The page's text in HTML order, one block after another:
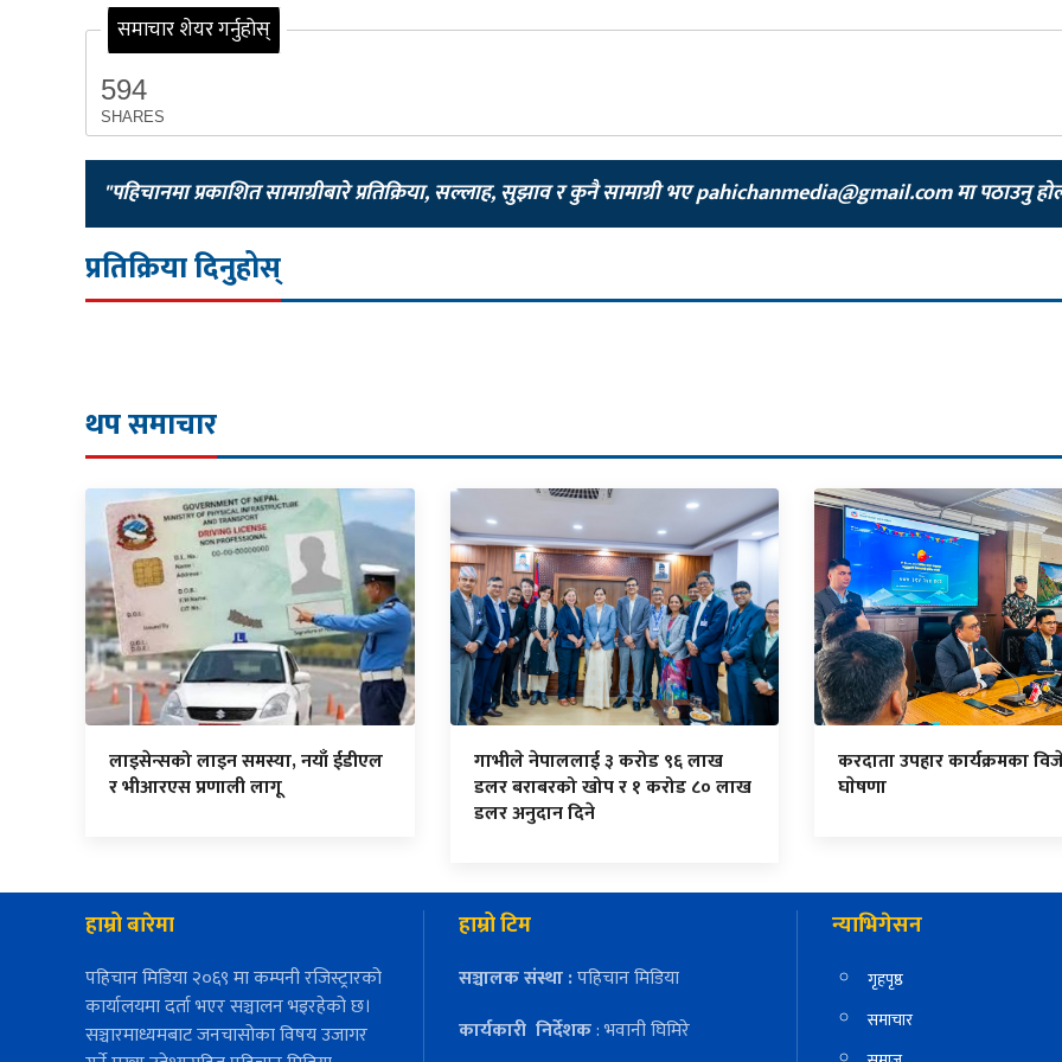
समाचार शेयर गर्नुहोस्
594
SHARES
"पहिचानमा प्रकाशित सामाग्रीबारे प्रतिक्रिया, सल्लाह, सुझाव र कुनै सामाग्री भएpahichanmedia@gmail.comमा पठाउनु
प्रतिक्रिया दिनुहोस्
थप समाचार
लाइसेन्सको लाइन समस्या, नयाँ ईडीएल
र भीआरएस प्रणाली लागू
गाभीले नेपाललाई ३ करोड ९६ लाख
डलर बराबरको खोप र १ करोड ८० लाख
डलर अनुदान दिने
करदाता उपहार कार्यक्रमका
घाेषणा
हाम्रो बारेमा
पहिचान मिडिया २०६९ मा कम्पनी रजिस्ट्रारको
कार्यालयमा दर्ता भएर सञ्चालन भइरहेको छ।
सञ्चारमाध्यमबाट जनचासोका विषय उजागर
हाम्रो टिम
सञ्चालक संस्था :पहिचान मिडिया
कार्यकारी निर्देशक: भवानी घिमिरे
न्याभिगेसन
गृहपृष्ठ
समाचार